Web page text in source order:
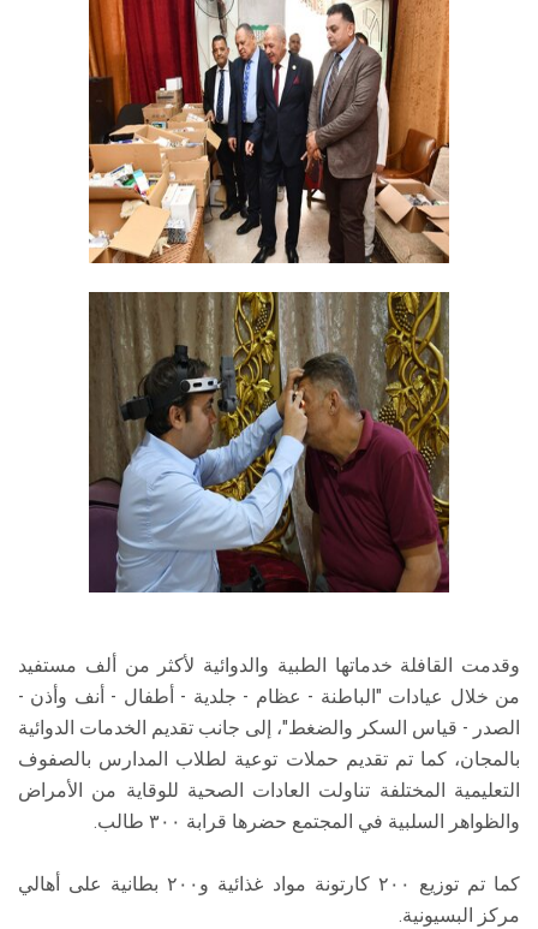
وقدمت القافلة خدماتها الطبية والدوائية لأكثر من ألف مستفيد
من خلال عيادات "الباطنة - عظام - جلدية - أطفال - أنف وأذن -
الصدر - قياس السكر والضغط"، إلى جانب تقديم الخدمات الدوائية
بالمجان، كما تم تقديم حملات توعية لطلاب المدارس بالصفوف
التعليمية المختلفة تناولت العادات الصحية للوقاية من الأمراض
والظواهر السلبية في المجتمع حضرها قرابة ٣٠٠ طالب.
كما تم توزيع ٢٠٠ كارتونة مواد غذائية و٢٠٠ بطانية على أهالي
مركز البسيونية.